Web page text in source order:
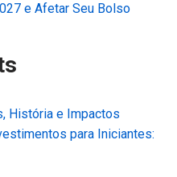
e Afetar Seu Bolso
História e Impactos
para Iniciantes: